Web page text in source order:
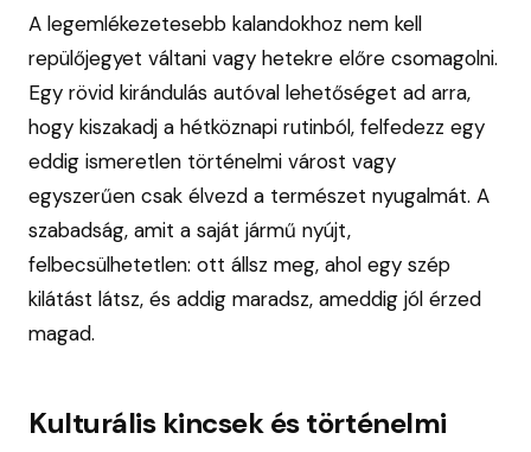
A legemlékezetesebb kalandokhoz nem kell
repülőjegyet váltani vagy hetekre előre csomagolni.
Egy rövid kirándulás autóval lehetőséget ad arra,
hogy kiszakadj a hétköznapi rutinból, felfedezz egy
eddig ismeretlen történelmi várost vagy
egyszerűen csak élvezd a természet nyugalmát. A
szabadság, amit a saját jármű nyújt,
felbecsülhetetlen: ott állsz meg, ahol egy szép
kilátást látsz, és addig maradsz, ameddig jól érzed
magad.
Kulturális kincsek és történelmi